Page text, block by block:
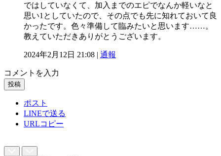
ではしていなくて、加入までのエピでなんか軽いなと
思い1としていたので、その点でも先に知れておいて良
かったです。色々準備して臨みたいと思います……。
教えていただきありがとうございます。
2024年2月12日 21:08 | 通報
コメントを入力
投稿
ポスト
LINEで送る
URLコピー